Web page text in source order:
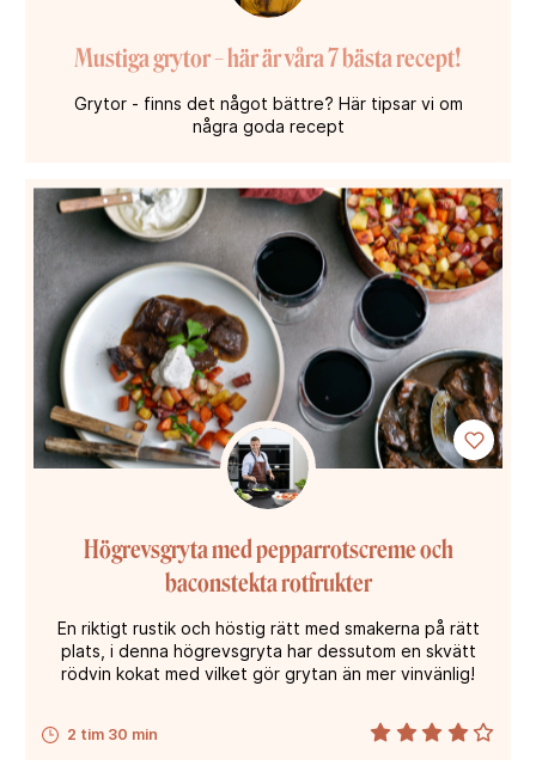
Mustiga grytor – här är våra 7 bästa recept!
Grytor - finns det något bättre? Här tipsar vi om
några goda recept
2 tim 30 min
Högrevsgryta med pepparrotscreme och
baconstekta rotfrukter
En riktigt rustik och höstig rätt med smakerna på rätt
plats, i denna högrevsgryta har dessutom en skvätt
rödvin kokat med vilket gör grytan än mer vinvänlig!